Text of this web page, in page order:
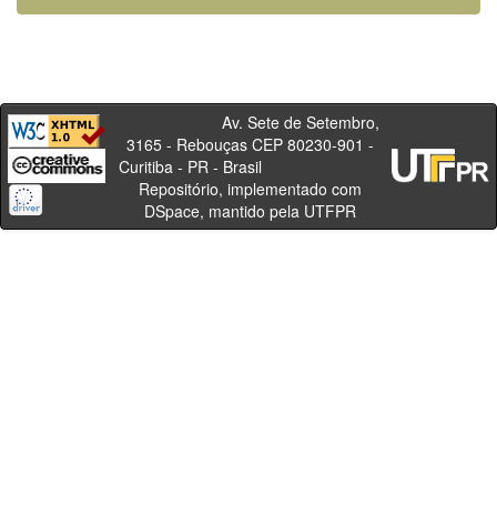
Av. Sete de Setembro,
3165 - Rebouças CEP 80230-901 -
Curitiba - PR - Brasil
Repositório, implementado com
DSpace, mantido pela UTFPR